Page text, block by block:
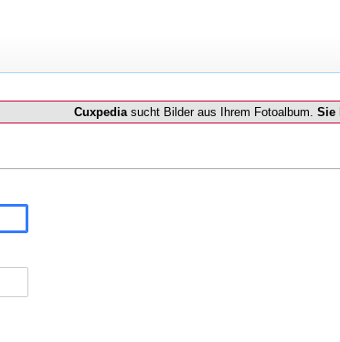
Cuxpediasucht Bilder aus Ihrem Fotoalbum. Sie